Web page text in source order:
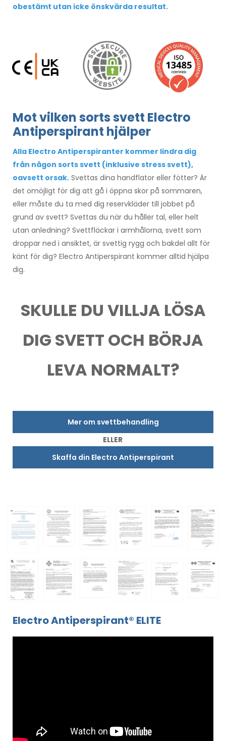
obestämt utan icke önskvärda resultat.
Mot vilken sorts svett Electro
Antiperspirant hjälper
Alla Electro Antiperspiranter kommer lindra dig
från någon sorts svett (inklusive stress svett),
oavsett orsak. Svettas dina handflator eller fötter? Är
det omöjligt för dig att gå i öppna skor på sommaren,
eller måste du ta med dig reservkläder till jobbet på
grund av svett? Svettas du när du håller tal, eller helt
utan anledning? Svettfläckar i armhålorna, svett som
droppar ned i ansiktet, är svettig rygg och bakdel allt för
känt för dig? Electro Antiperspirant kommer alltid hjälpa
dig.
SKULLE DU VILLJA LÖSA
DIG SVETT OCH BÖRJA
LEVA NORMALT?
Mer om svettbehandling
ELLER
Skaffa din Electro Antiperspirant
Electro Antiperspirant® ELITE